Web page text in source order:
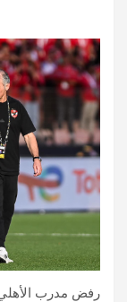
رفض مدرب